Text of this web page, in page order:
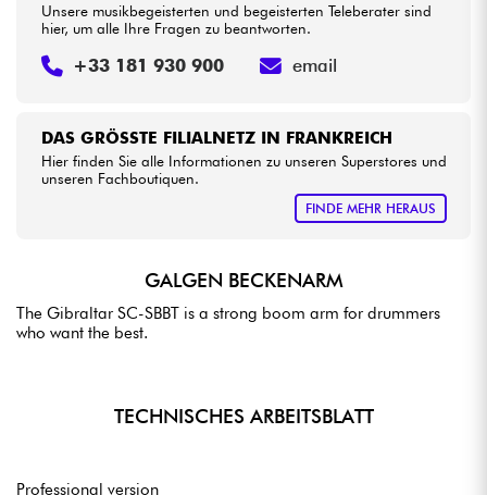
DAS GRÖSSTE FILIALNETZ IN FRANKREICH
Hier finden Sie alle Informationen zu unseren Superstores und
unseren Fachboutiquen.
FINDE MEHR HERAUS
Unsere musikbegeisterten und begeisterten Teleberater sind
hier, um alle Ihre Fragen zu beantworten.
+33 181 930 900 email
GALGEN BECKENARM
The Gibraltar SC-SBBT is a strong boom arm for drummers
who want the best.
TECHNISCHES ARBEITSBLATT
Professional version